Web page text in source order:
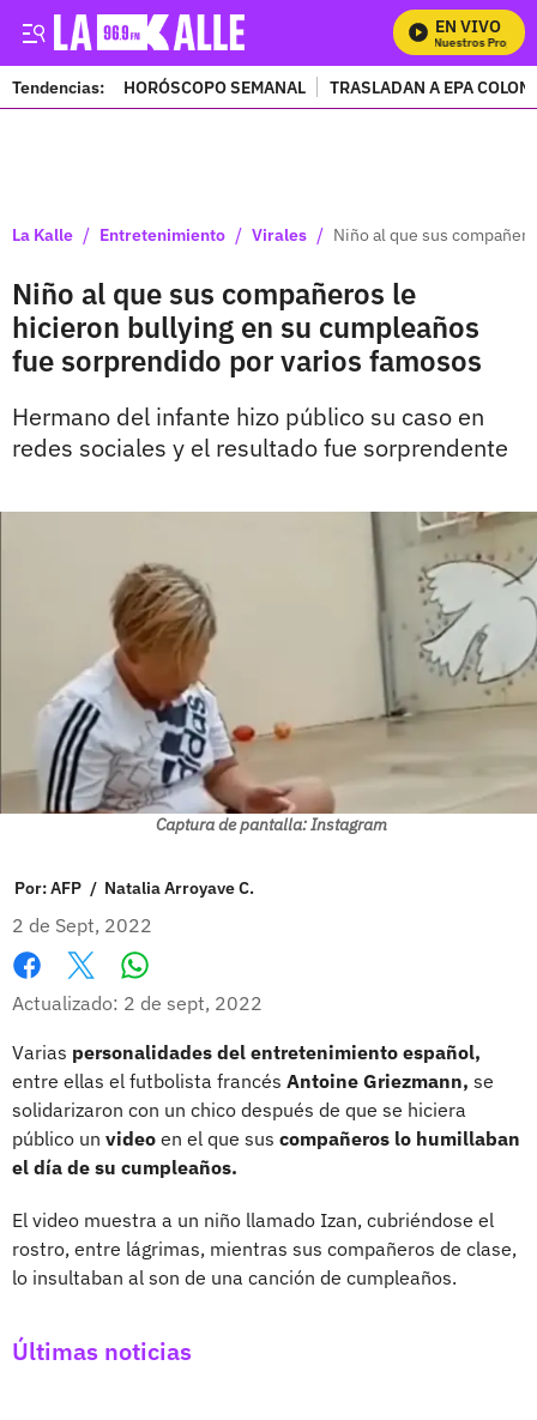
EN VIVO
Mira Todos Nuestros
Tendencias: HORÓSCOPO SEMANAL TRASLADAN A EPA
La Kalle / Entretenimiento / Virales / Niño al que sus
Niño al que sus compañeros le
hicieron bullying en su cumpleaños
fue sorprendido por varios famosos
Hermano del infante hizo público su caso en
redes sociales y el resultado fue sorprendente
Captura de pantalla: Instagram
Por:AFP / Natalia Arroyave C.
2 de Sept, 2022
Facebook
X
Actualizado: 2 de sept, 2022
Varias personalidades del entretenimiento español,
entre ellas el futbolista francés Antoine Griezmann, se
solidarizaron con un chico después de que se hiciera
público un video en el que sus compañeros lo humillaban
el día de su cumpleaños.
El video muestra a un niño llamado Izan, cubriéndose el
rostro, entre lágrimas, mientras sus compañeros de clase,
lo insultaban al son de una canción de cumpleaños.
Últimas noticias